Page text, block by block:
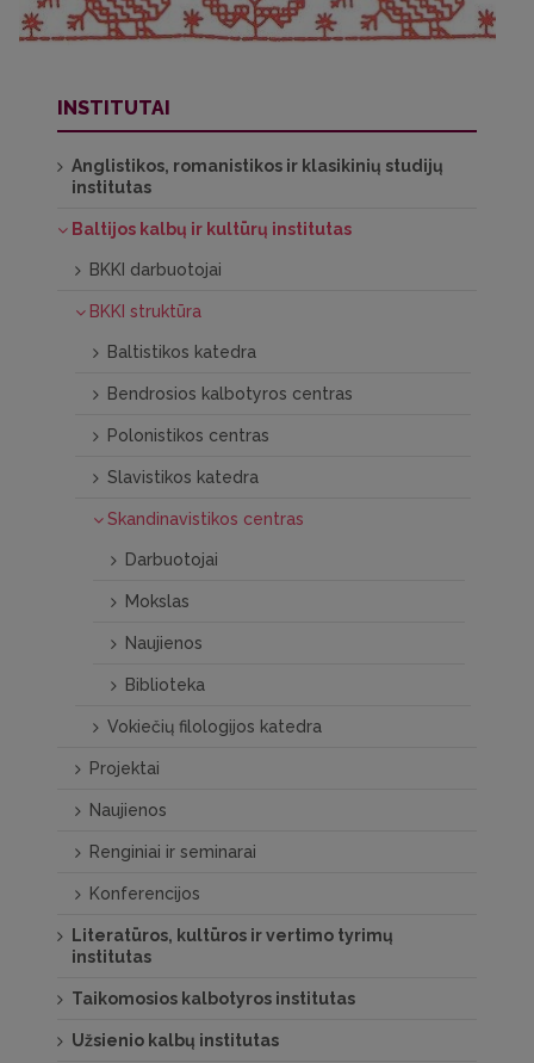
INSTITUTAI
Anglistikos, romanistikos ir klasikinių studijų
institutas
Baltijos kalbų ir kultūrų institutas
BKKI darbuotojai
BKKI struktūra
Baltistikos katedra
Bendrosios kalbotyros centras
Polonistikos centras
Slavistikos katedra
Skandinavistikos centras
Darbuotojai
Mokslas
Naujienos
Biblioteka
Vokiečių filologijos katedra
Projektai
Naujienos
Renginiai ir seminarai
Konferencijos
Literatūros, kultūros ir vertimo tyrimų
institutas
Taikomosios kalbotyros institutas
Užsienio kalbų institutas